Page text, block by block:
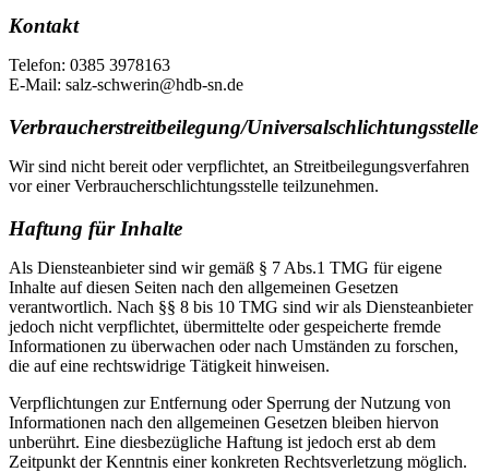
Kontakt
Telefon: 0385 3978163
E-Mail: salz-schwerin@hdb-sn.de
Verbraucher­streit­beilegung/Universal­schlichtungs­stelle
Wir sind nicht bereit oder verpflichtet, an Streitbeilegungsverfahren
vor einer Verbraucherschlichtungsstelle teilzunehmen.
Haftung für Inhalte
Als Diensteanbieter sind wir gemäß § 7 Abs.1 TMG für eigene
Inhalte auf diesen Seiten nach den allgemeinen Gesetzen
verantwortlich. Nach §§ 8 bis 10 TMG sind wir als Diensteanbieter
jedoch nicht verpflichtet, übermittelte oder gespeicherte fremde
Informationen zu überwachen oder nach Umständen zu forschen,
die auf eine rechtswidrige Tätigkeit hinweisen.
Verpflichtungen zur Entfernung oder Sperrung der Nutzung von
Informationen nach den allgemeinen Gesetzen bleiben hiervon
unberührt. Eine diesbezügliche Haftung ist jedoch erst ab dem
Zeitpunkt der Kenntnis einer konkreten Rechtsverletzung möglich.